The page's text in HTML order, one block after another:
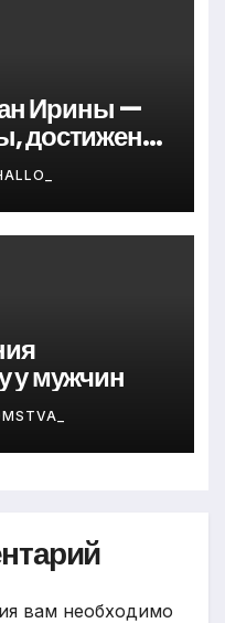
Ирины —
достижения
у мужчин
вам необходимо